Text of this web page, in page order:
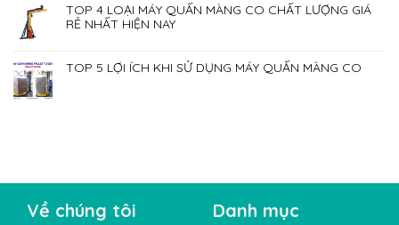
TOP 4 LOẠI MÁY QUẤN MÀNG CO CHẤT LƯỢNG GIÁ
RẺ NHẤT HIỆN NAY
TOP 5 LỢI ÍCH KHI SỬ DỤNG MÁY QUẤN MÀNG CO
Về chúng tôi Danh mục